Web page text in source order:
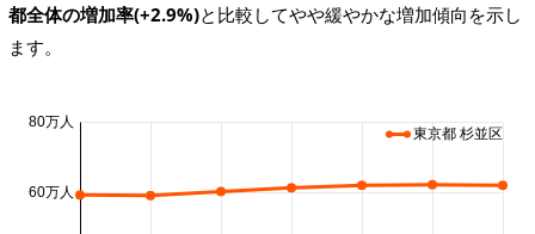
都全体の増加率(+2.9%)と比較してやや緩やかな増加傾向を示し
ます。
60万人
80万人
東京都 杉並区